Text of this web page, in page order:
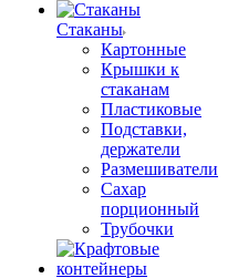
Стаканы
Картонные
Крышки к
стаканам
Пластиковые
Подставки,
держатели
Размешиватели
Сахар
порционный
Трубочки